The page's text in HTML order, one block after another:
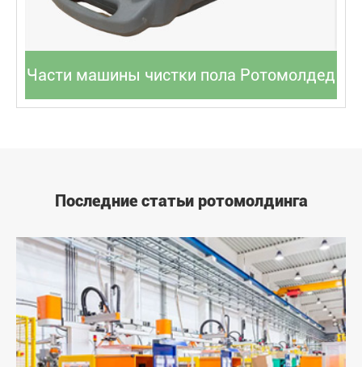
Части машины чистки пола Ротомолдед
Последние статьи ротомолдинга